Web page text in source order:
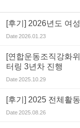
[후기] 2026년도 여
Date2026.01.23
[연합운동조직강화
터링 3년차 진행
Date2025.10.29
[후기] 2025 전체활
Date2025.08.26